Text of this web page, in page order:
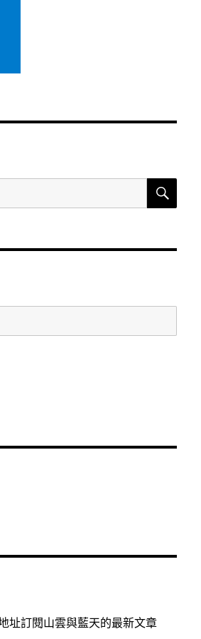
搜
址訂閱山雲與藍天的最新文章